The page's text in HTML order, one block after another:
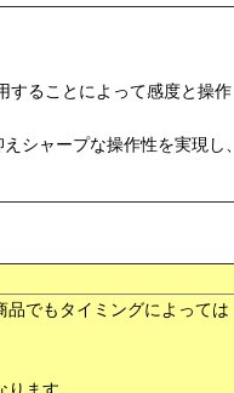
することによって感度と操作
シャープな操作性を実現し、
でもタイミングによっては
ます。